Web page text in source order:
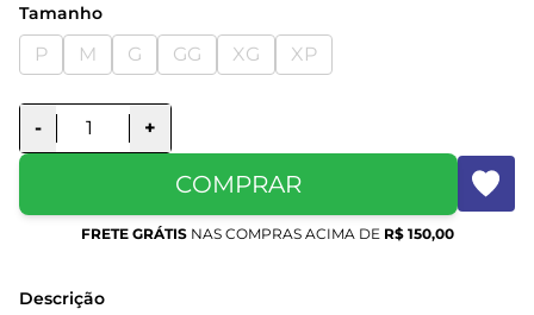
Tamanho
P M G GG XG XP
- +
COMPRAR
FRETE GRÁTISNAS COMPRAS ACIMA DE R$ 150,00
Descrição